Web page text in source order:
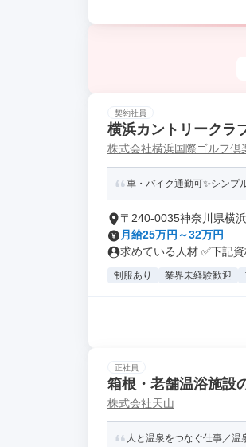
契約社員
横浜カントリークラ
株式会社横浜国際ゴルフ倶
車・バイク通勤可✨シン
〒240-0035神奈川県横
月給25万円～32万円
求めている人材 ✅下記
制服あり 業界未経験歓迎
正社員
箱根・老舗温浴施設
株式会社天山
人と温泉をつなぐ仕事／温